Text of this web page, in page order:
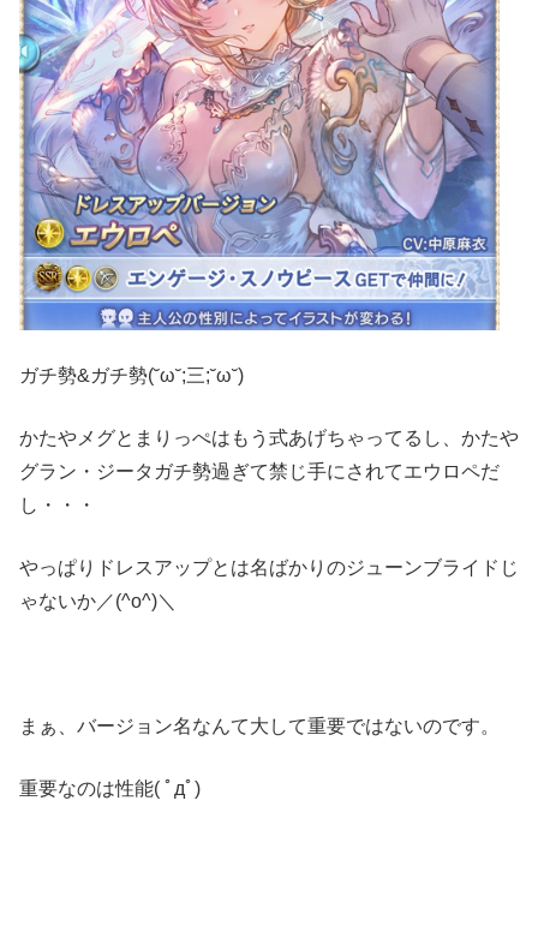
ガチ勢&ガチ勢(˘ω˘;三;˘ω˘)
かたやメグとまりっぺはもう式あげちゃってるし、かたや
グラン・ジータガチ勢過ぎて禁じ手にされてエウロペだ
し・・・
やっぱりドレスアップとは名ばかりのジューンブライドじ
ゃないか／(^o^)＼
まぁ、バージョン名なんて大して重要ではないのです。
重要なのは性能( ﾟдﾟ)